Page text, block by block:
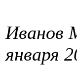
Иванов
января